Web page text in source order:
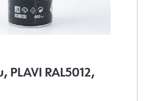
PLAVI RAL5012,